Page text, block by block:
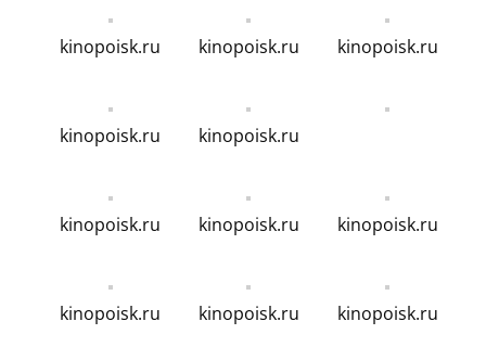
kinopoisk.ru kinopoisk.ru kinopoisk.ru
kinopoisk.ru kinopoisk.ru
kinopoisk.ru kinopoisk.ru kinopoisk.ru
kinopoisk.ru kinopoisk.ru kinopoisk.ru